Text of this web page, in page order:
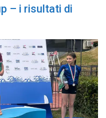
– i risultati di